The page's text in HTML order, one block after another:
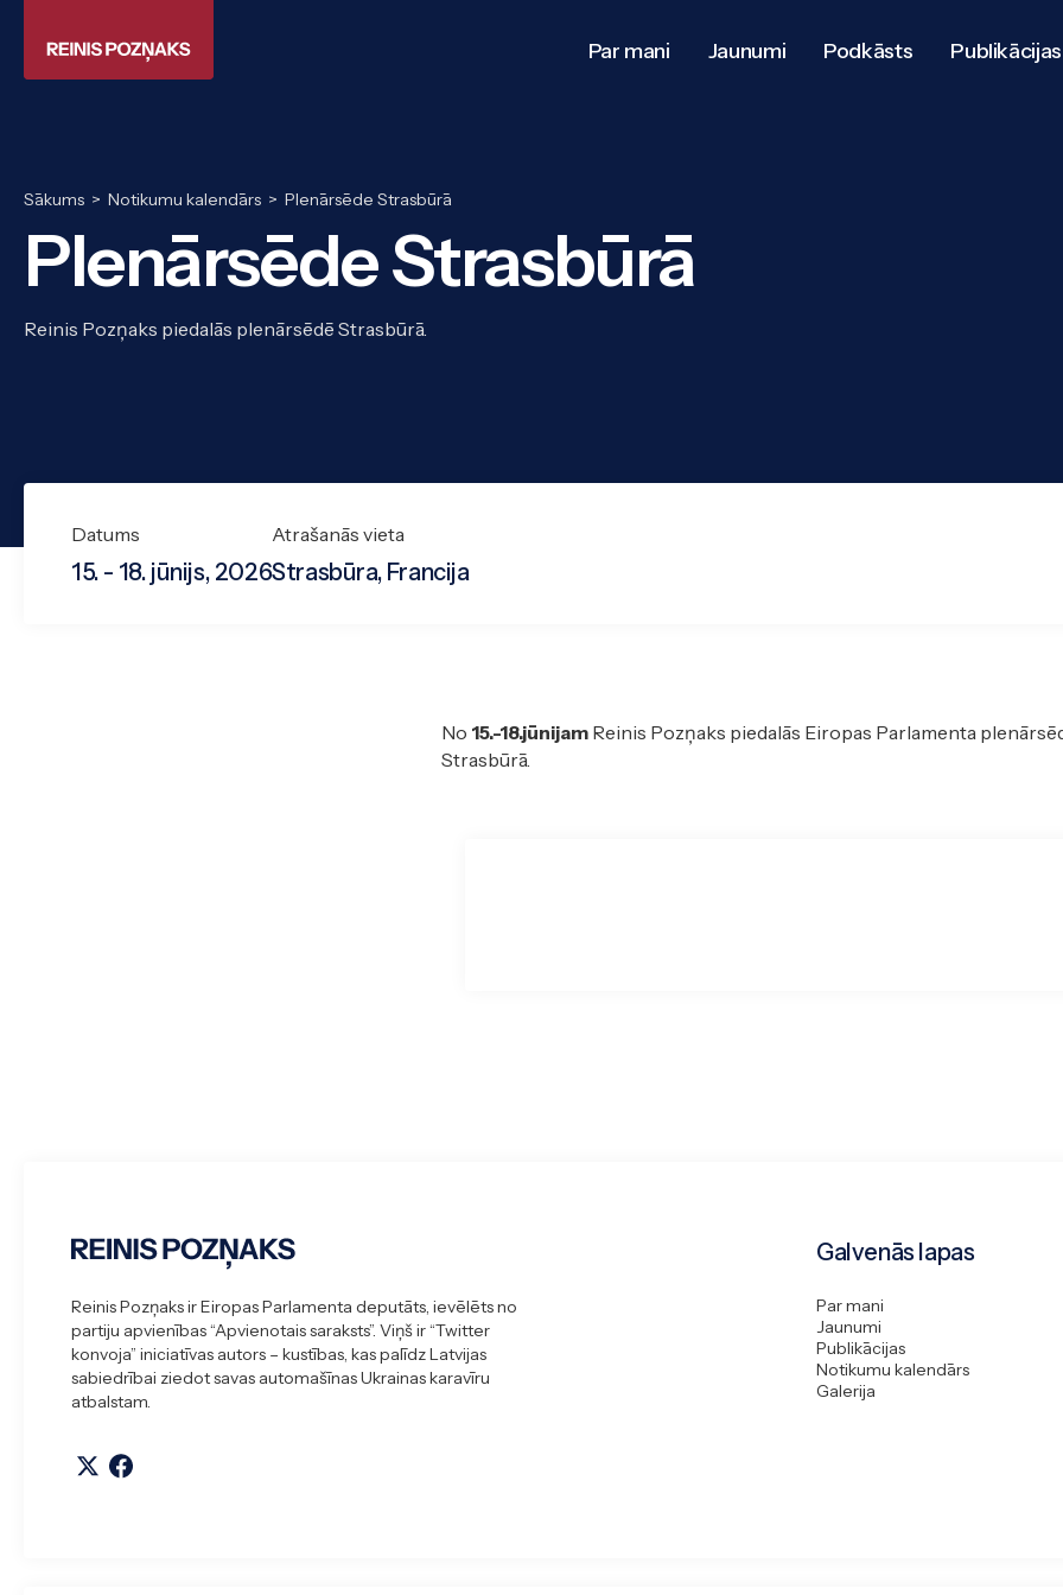
Par mani Jaunumi Podkāsts Publikācijas
Sākums > Notikumu kalendārs > Plenārsēde Strasbūrā
Plenārsēde Strasbūrā
Reinis Pozņaks piedalās plenārsēdē Strasbūrā.
Datums
15. - 18. jūnijs, 2026
Atrašanās vieta
Strasbūra, Francija
No 15.-18.jūnijam Reinis Pozņaks piedalās Eiropas Parlamenta
Strasbūrā.
Reinis Pozņaks ir Eiropas Parlamenta deputāts, ievēlēts no
partiju apvienības “Apvienotais saraksts”. Viņš ir “Twitter
konvoja” iniciatīvas autors – kustības, kas palīdz Latvijas
sabiedrībai ziedot savas automašīnas Ukrainas karavīru
atbalstam.
Galvenās lapas
Par mani
Jaunumi
Publikācijas
Notikumu kalendārs
Galerija